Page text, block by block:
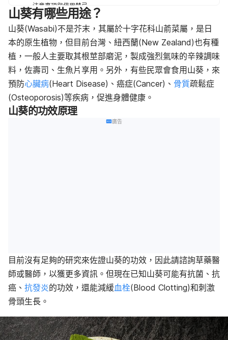
注意事項與使用禁忌
使用山葵的潛在副作用
使用山葵的潛在交互作用
建議用量
山葵有哪些用途？
山葵(Wasabi)不是芥末，其屬於十字花科山萮菜屬，是日
本的原生植物，但目前台灣、紐西蘭(New Zealand)也有種
植，一般人主要取其根莖部磨泥，製成強烈氣味的辛辣調味
料，佐壽司、生魚片享用。另外，有些民眾會食用山葵，來
預防心臟病(Heart Disease)、癌症(Cancer)、 骨質疏鬆症
(Osteoporosis)等疾病，促進身體健康。
山葵的功效原理
廣告
目前沒有足夠的研究來佐證山葵的功效，因此請諮詢草藥醫
師或醫師，以獲更多資訊。但現在已知山葵可能有抗菌、抗
癌、 抗發炎的功效，還能減緩血栓(Blood Clotting)和刺激
骨頭生長。